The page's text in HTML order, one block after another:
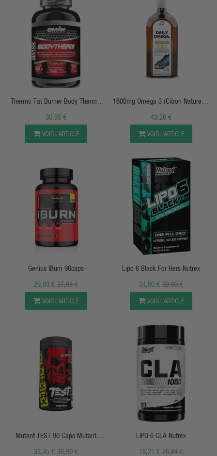
APERÇU RAPIDE
Thermo Fat Burner Body Therm -
90 Tabs - BMXX
30,95 €
VOIR L’ARTICLE
APERÇU RAPIDE
1600mg Omega 3 (Citron Naturel) -
OSAVI
43,26 €
VOIR L’ARTICLE
APERÇU RAPIDE
Genius IBurn 90caps
37,98 €
29,99 €
VOIR L’ARTICLE
APERÇU RAPIDE
Lipo 6 Black For Hers Nutrex
39,90 €
34,90 €
VOIR L’ARTICLE
APERÇU RAPIDE
Mutant TEST 90 Caps Mutant
Nutrition36,90 €
33,45 €
APERÇU RAPIDE
LIPO 6 CLA Nutrex
26,84 €
18,21 €